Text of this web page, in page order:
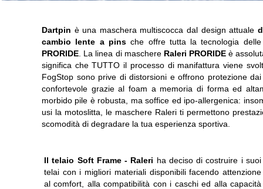
Dartpin è una maschera multiscocca dal design attuale
cambio lente a pinsche offre tutta la tecnologia
PRORIDE . La linea di maschere Raleri PRORIDE è
significa che TUTTO il processo di manifattura viene
FogStop sono prive di distorsioni e offrono protezione
confortevole grazie al foam a memoria di forma ed
morbido pile è robusta, ma soffice ed ipo-allergenica:
usi la motoslitta, le maschere Raleri ti permettono
scomodità di degradare la tua esperienza sportiva.
Il telaio Soft Frame - Raleri ha deciso di costruire i suoi
telai con i migliori materiali disponibili facendo attenzione
al comfort, alla compatibilità con i caschi ed alla capacità